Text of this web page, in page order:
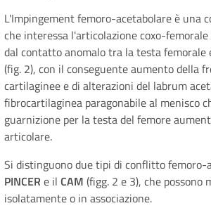
L'Impingement femoro-acetabolare è una
che interessa l'articolazione coxo-
dal contatto anomalo tra la testa femorale
(fig. 2), con il conseguente aumento della
cartilaginee e di alterazioni del labrum
fibrocartilaginea paragonabile al menisco
guarnizione per la testa del femore
articolare.
Si distinguono due tipi di conflitto femoro-
PINCER e il CAM (figg. 2 e 3), che possono
isolatamente o in associazione.